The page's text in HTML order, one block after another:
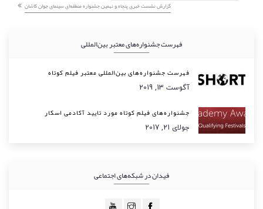
گزارش نشست خبری پنجاه و نهمین جشنواره منطقه‌ای سینمای جوان کاشان
فهرست جشنواره‌های معتبر بین‌المللی
فهرست جشنواره‌های بین‌المللی معتبر فیلم کوتاه
آگوست 13, 2019
جشنواره‌های فیلم کوتاه مورد تایید آکادمی اسکار
جولای 21, 2017
فیدان در شبکه‌های اجتماعی